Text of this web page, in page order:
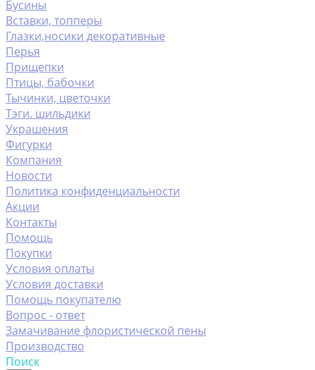
Бусины
Вставки, топперы
Глазки,носики декоративные
Перья
Прищепки
Птицы, бабочки
Тычинки, цветочки
Тэги. шильдики
Украшения
Фигурки
Компания
Новости
Политика конфиденциальности
Акции
Контакты
Помощь
Покупки
Условия оплаты
Условия доставки
Помощь покупателю
Вопрос - ответ
Замачивание флористической пены
Производство
Поиск